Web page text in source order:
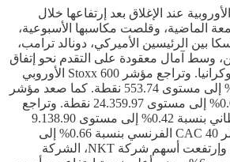
عند الإغلاق بعد إرتفاعها خلال
الماضية، وقلصت مكاسبها الأسبوعية،
بين الرئيسين الأميركي، دونالد ترامب،
وسط آمال معقودة على التقدم نحو إتفاق
بشأن إنهاء الحرب في أوكرانيا. وتراجع مؤشر Stoxx 600 الأوروبي
عند الإغلاق بنسبة 0.02% إلى مستوى 553.74 نقطة. كما صعد مؤشر
DAX الألماني بنسبة 0.07% إلى مستوى 24.359.97 نقطة. وتراجع
مؤشر FTSE 100 البريطاني بنسبة 0.42% إلى مستوى 9.138.90
نقطة. في حين زاد مؤشر CAC 40 الفرنسي بنسبة 0.66% إلى
مستوى 7.922.46 نقاط. وإرتفعت أسهم شركة NKT، الشركة